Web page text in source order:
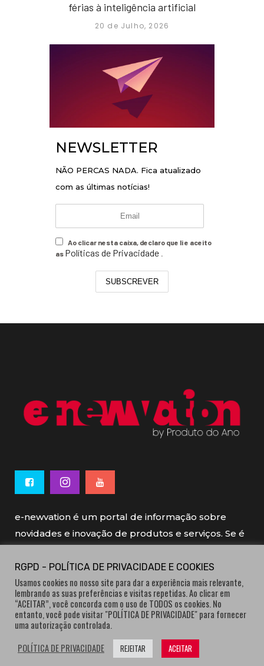
férias à inteligência artificial
20 de Julho, 2026
NEWSLETTER
NÃO PERCAS NADA. Fica atualizado
com as últimas notícias!
Ao clicar nesta caixa, declaro que li e aceito
as Políticas de Privacidade
SUBSCREVER
e-newvation é um portal de informação sobre
novidades e inovação de produtos e serviços. Se é
e-newvation tem o patrocínio do “Produto do
Ano”, o prémio de inovação atribuído por
consumidores.
RGPD - POLÍTICA DE PRIVACIDADE E COOKIES
Usamos cookies no nosso site para dar a experiência mais relevante,
lembrando as suas preferências e visitas repetidas. Ao clicar em
“ACEITAR”, você concorda com o uso de TODOS os cookies. No
entanto, você pode visitar "POLÍTICA DE PRIVACIDADE" para fornecer
uma autorização controlada.
POLÍTICA DE PRIVACIDADE
REJEITAR ACEITAR